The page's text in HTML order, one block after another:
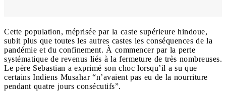
Cette population, méprisée par la caste supérieure hindoue,
subit plus que toutes les autres castes les conséquences de la
pandémie et du confinement. À commencer par la perte
systématique de revenus liés à la fermeture de très nombreuses.
Le père Sebastian a exprimé son choc lorsqu’il a su que
certains Indiens Musahar “n’avaient pas eu de la nourriture
pendant quatre jours consécutifs”.